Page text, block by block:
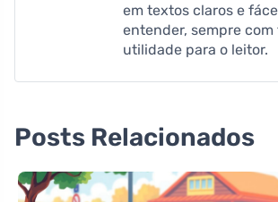
em textos claros e
entender, sempre com
utilidade para o leitor.
Posts Relacionados